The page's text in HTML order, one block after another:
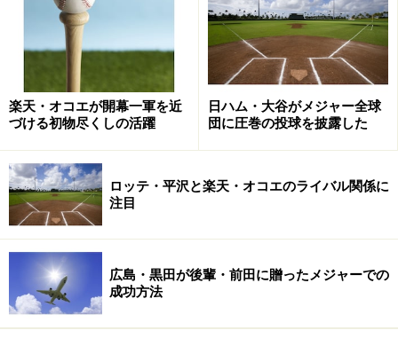
楽天・オコエが開幕一軍を近
づける初物尽くしの活躍
日ハム・大谷がメジャー全球
団に圧巻の投球を披露した
ロッテ・平沢と楽天・オコエのライバル関係に
注目
広島・黒田が後輩・前田に贈ったメジャーでの
成功方法